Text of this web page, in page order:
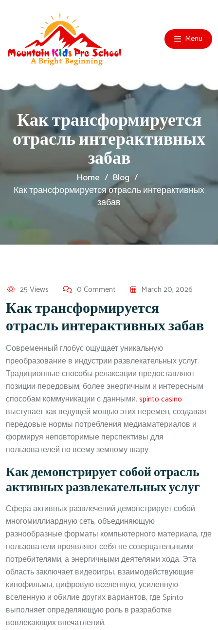
Menu
Как трансформируется
отрасль интерактивных
забав
Home
Blog
Как трансформируется отрасль интерактивных
забав
25 Views 0 Comment March 20, 2026
Как трансформируется
отрасль интерактивных забав
Современный глобус ощущает уникальную
преобразование в индустрии развлекательных услуг.
Традиционные способы релаксации предоставляют
позиции передовым, более энергичным и интересным
способам коммуникации с данными.spinto casino
выступает как ведущей мощью этих перемен, создавая
передовые нормы потребления медиаматериалов и
формируя неповторимые перспективы для
пользователей по всему земному шару.
Как демонстрирует собой отрасль
активных развлекательных услуг
Сфера активных развлечений демонстрирует собой
многомиллиардную сеть, объединяющую
разнообразные форматы компьютерного материала, где
пользователи проявляют себя не созерцательными
потребителями, а энергичными деятелями хода. Эта
область заключает видеоигры, взаимодействующие
кинофильмы, цифровую вселенную, усиленную
вселенную и обилие других вариантов, где Spinto
выполняет определяющую роль в разработке
вовлекающих впечатлений.